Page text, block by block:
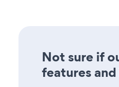
Not sure if
features